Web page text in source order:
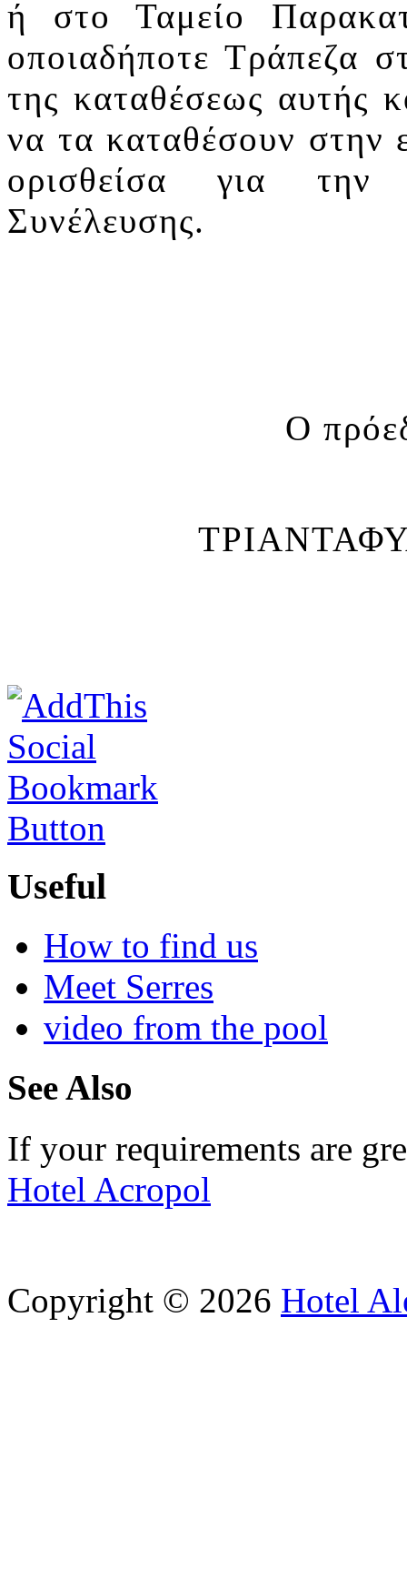
ή στο Ταμείο
οποιαδήποτε Τράπεζα
της καταθέσεως αυτής
να τα καταθέσουν στην
ορισθείσα για την
Συνέλευσης.
Ο
Useful
How to find us
Meet Serres
video from the pool
See Also
If your requirements are
Hotel Acropol
Copyright © 2026 Hotel